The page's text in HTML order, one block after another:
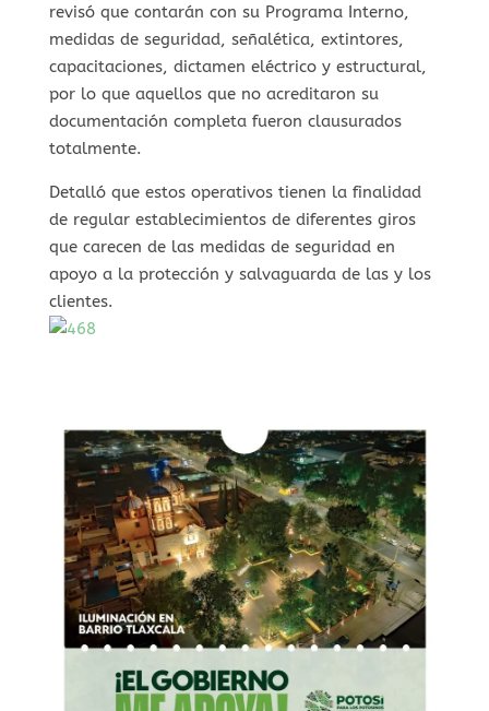
revisó que contarán con su Programa Interno,
medidas de seguridad, señalética, extintores,
capacitaciones, dictamen eléctrico y estructural,
por lo que aquellos que no acreditaron su
documentación completa fueron clausurados
totalmente.
Detalló que estos operativos tienen la finalidad
de regular establecimientos de diferentes giros
que carecen de las medidas de seguridad en
apoyo a la protección y salvaguarda de las y los
clientes.